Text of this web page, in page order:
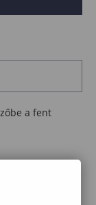
a fent